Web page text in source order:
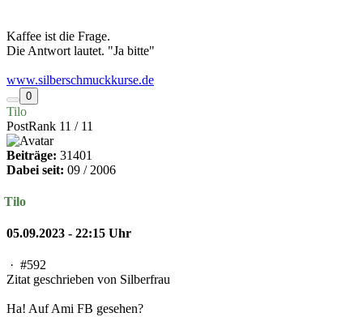
Kaffee ist die Frage.
Die Antwort lautet. "Ja bitte"
www.silberschmuckkurse.de
0
Tilo
PostRank 11 / 11
Beiträge: 31401
Dabei seit: 09 / 2006
Tilo
05.09.2023 - 22:15 Uhr
· #592
Zitat geschrieben von Silberfrau
Ha! Auf Ami FB gesehen?